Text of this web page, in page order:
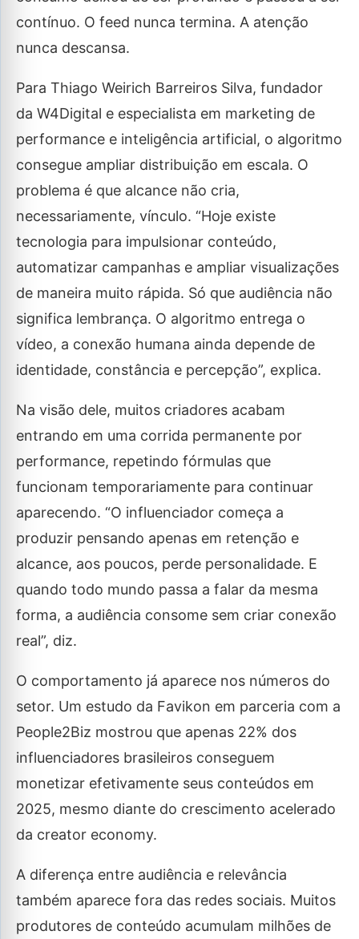
contínuo. O feed nunca termina. A atenção
nunca descansa.
Para Thiago Weirich Barreiros Silva, fundador
da W4Digital e especialista em marketing de
performance e inteligência artificial, o algoritmo
consegue ampliar distribuição em escala. O
problema é que alcance não cria,
necessariamente, vínculo. “Hoje existe
tecnologia para impulsionar conteúdo,
automatizar campanhas e ampliar visualizações
de maneira muito rápida. Só que audiência não
significa lembrança. O algoritmo entrega o
vídeo, a conexão humana ainda depende de
identidade, constância e percepção”, explica.
Na visão dele, muitos criadores acabam
entrando em uma corrida permanente por
performance, repetindo fórmulas que
funcionam temporariamente para continuar
aparecendo. “O influenciador começa a
produzir pensando apenas em retenção e
alcance, aos poucos, perde personalidade. E
quando todo mundo passa a falar da mesma
forma, a audiência consome sem criar conexão
real”, diz.
O comportamento já aparece nos números do
setor. Um estudo da Favikon em parceria com a
People2Biz mostrou que apenas 22% dos
influenciadores brasileiros conseguem
monetizar efetivamente seus conteúdos em
2025, mesmo diante do crescimento acelerado
da creator economy.
A diferença entre audiência e relevância
também aparece fora das redes sociais. Muitos
produtores de conteúdo acumulam milhões de